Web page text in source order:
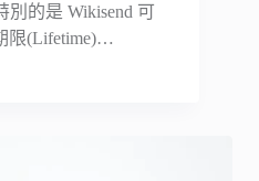
別的是 Wikisend 可
限(Lifetime)…